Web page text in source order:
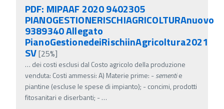
PDF: MIPAAF 2020 9402305
PIANOGESTIONERISCHIAGRICOLTURAnuovo
9389340 Allegato
PianoGestionedeiRischiinAgricoltura2021
SV[25%]
… dei costi esclusi dal Costo agricolo della produzione
venduta: Costi ammessi: A) Materie prime: -sementie
piantine (escluse le spese di impianto); - concimi, prodotti
fitosanitari e diserbanti; -…